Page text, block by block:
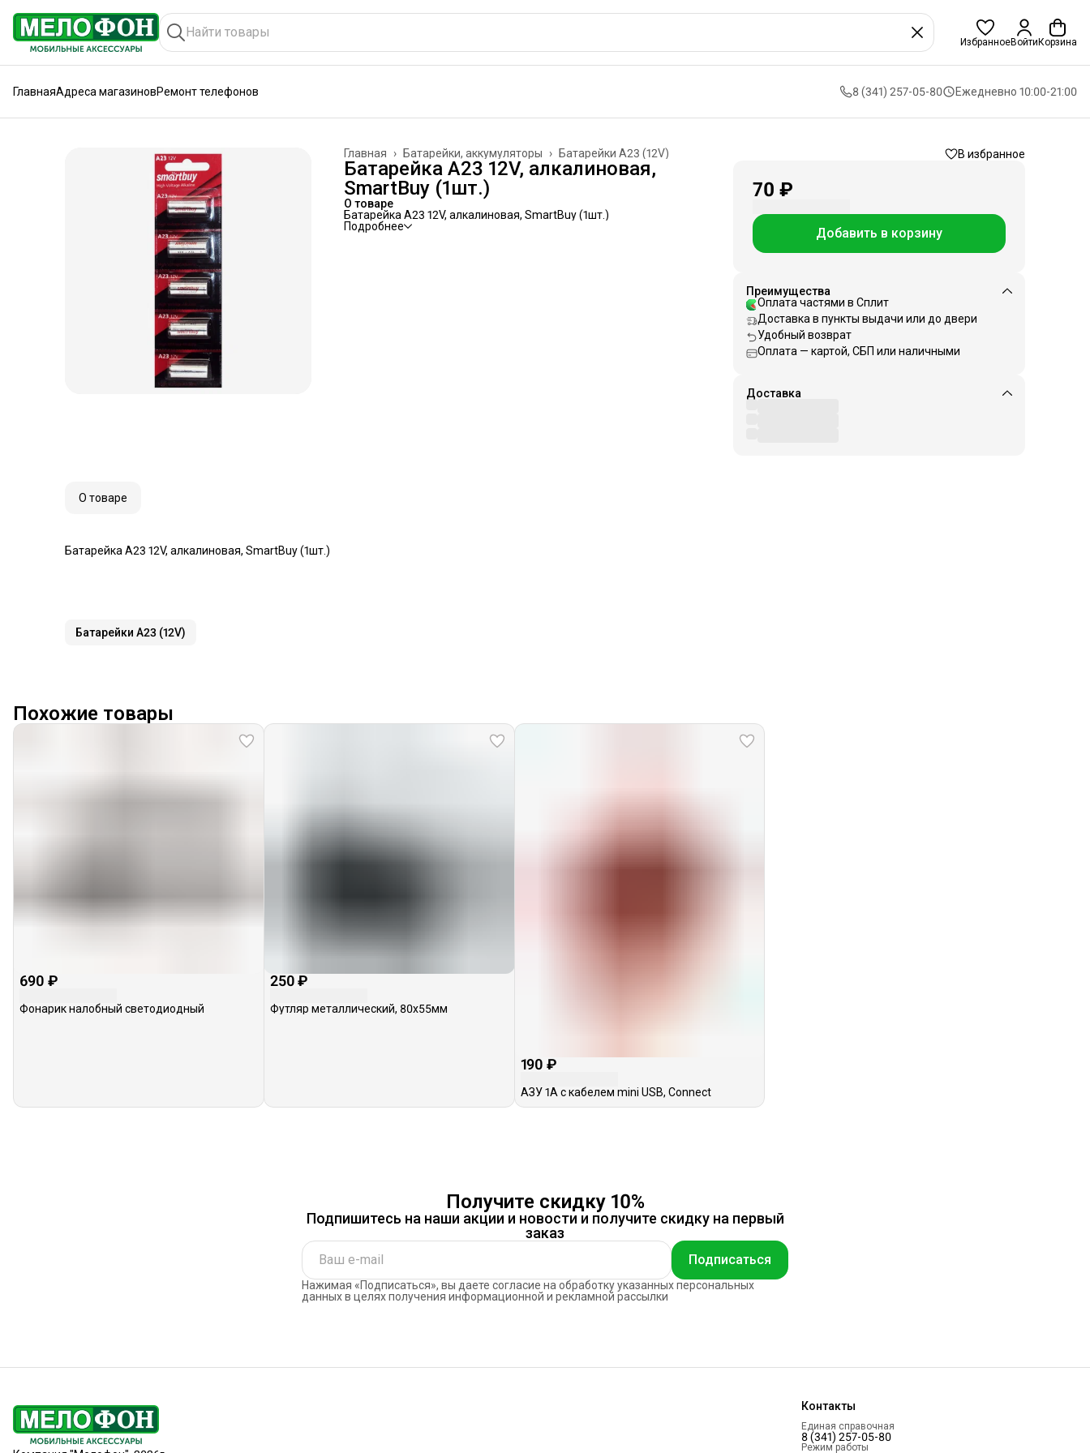
ИзбранноеВойти Корзина
ГлавнаяАдреса магазиновРемонт телефонов 8 (341) 257-05-80 Ежедневно 10:00-21:00
Батарейки A23 (12V)
Батарейки, аккумуляторы ›
Главная ›
Батарейка A23 12V, алкалиновая,
SmartBuy (1шт.)
О товаре
Батарейка A23 12V, алкалиновая, SmartBuy (1шт.)
Подробнее
В избранное
70 ₽
Добавить в корзину
Преимущества
Оплата частями в Сплит
Доставка в пункты выдачи или до двери
Удобный возврат
Оплата — картой, СБП или наличными
Доставка
О товаре
Батарейка A23 12V, алкалиновая, SmartBuy (1шт.)
Батарейки A23 (12V)
Похожие товары
690 ₽
Фонарик налобный светодиодный
250 ₽
Футляр металлический, 80х55мм
190 ₽
АЗУ 1A с кабелем mini USB, Connect
Получите скидку 10%
Подпишитесь на наши акции и новости и получите скидку на первый
заказ
Подписаться
Нажимая «Подписаться», вы даете согласие на обработку указанных персональных
данных в целях получения информационной и рекламной рассылки
Контакты
Единая справочная
8 (341) 257-05-80
Режим работы